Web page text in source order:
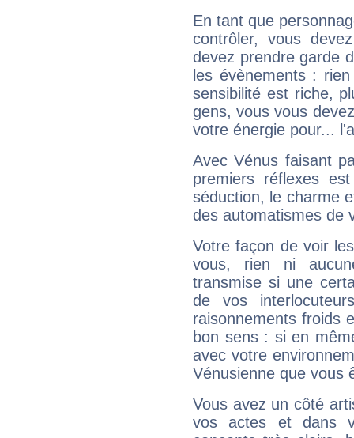
En tant que
contrôler, vous
devez prendre garde
les évènements :
sensibilité est riche,
gens, vous vous
votre énergie pour...
Avec Vénus faisant
premiers réflexes
séduction, le charme
des automatismes de
Votre façon de voir
vous, rien ni
transmise si une
de vos
raisonnements froids
bon sens : si en
avec votre
Vénusienne que vous
Vous avez un côté
vos actes et dans